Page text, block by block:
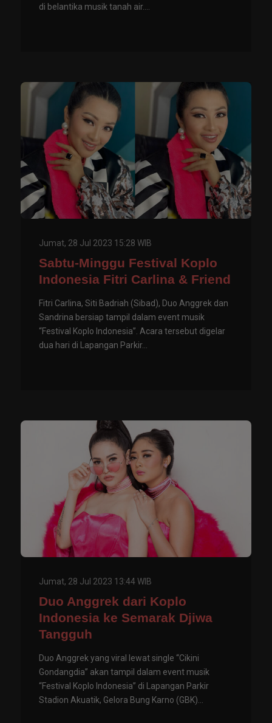
di belantika musik tanah air....
Jumat, 28 Jul 2023 15:28 WIB
Sabtu-Minggu Festival Koplo
Indonesia Fitri Carlina & Friend
Fitri Carlina, Siti Badriah (Sibad), Duo Anggrek dan
Sandrina bersiap tampil dalam event musik
“Festival Koplo Indonesia”. Acara tersebut digelar
dua hari di Lapangan Parkir...
Jumat, 28 Jul 2023 13:44 WIB
Duo Anggrek dari Koplo
Indonesia ke Semarak Djiwa
Tangguh
Duo Anggrek yang viral lewat single “Cikini
Gondangdia” akan tampil dalam event musik
“Festival Koplo Indonesia” di Lapangan Parkir
Stadion Akuatik, Gelora Bung Karno (GBK)...